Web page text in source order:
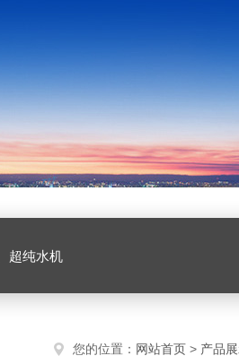
超纯水机
您的位置： 网站首页 > 产品